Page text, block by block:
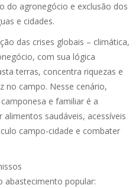
do agronegócio e exclusão dos
e cidades.
das crises globais – climática,
com sua lógica
terras, concentra riquezas e
no campo. Nesse cenário,
e familiar é a
saudáveis, acessíveis
campo-cidade e combater
abastecimento popular: